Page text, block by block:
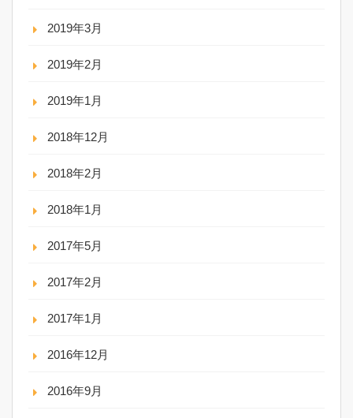
2019年3月
2019年2月
2019年1月
2018年12月
2018年2月
2018年1月
2017年5月
2017年2月
2017年1月
2016年12月
2016年9月